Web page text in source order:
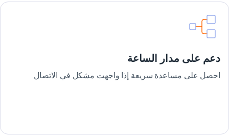
دعم على مدار الساعة
احصل على مساعدة سريعة إذا واجهت مشكل في الاتصال.